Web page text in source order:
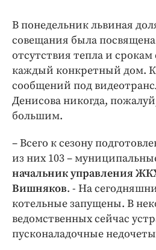
В понедельник львиная
совещания была
отсутствия тепла и срокам
каждый конкретный дом.
сообщений под
Денисова никогда,
большим.
– Всего к сезону
из них 103 –
начальник управления
Вишняков. - На
котельные запущены. В
ведомственных сейчас
пусконаладочные